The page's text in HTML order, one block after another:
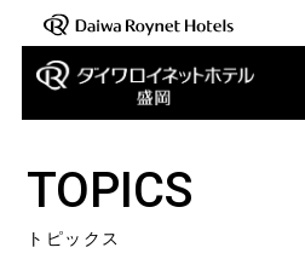
TOPICS
トピックス